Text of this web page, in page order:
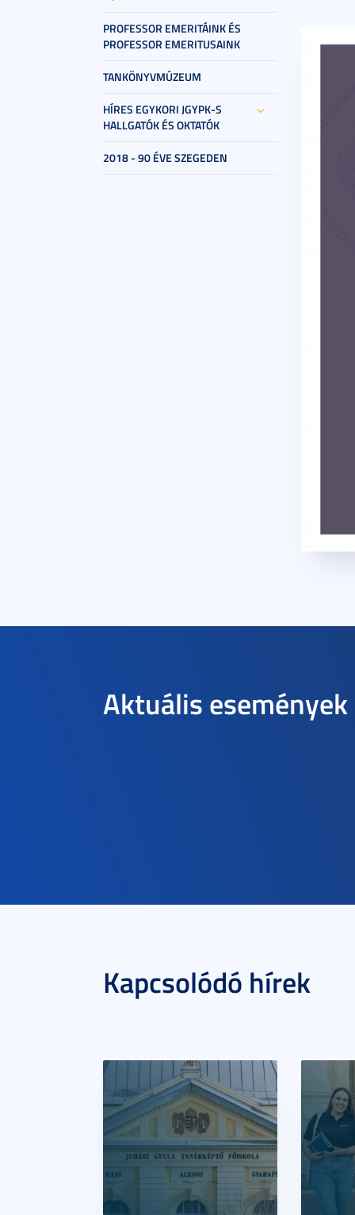
PROFESSOR EMERITÁINK ÉS
PROFESSOR EMERITUSAINK
TANKÖNYVMÚZEUM
HÍRES EGYKORI JGYPK-S
HALLGATÓK ÉS OKTATÓK
2018 - 90 ÉVE SZEGEDEN
Aktuális események
Kapcsolódó hírek